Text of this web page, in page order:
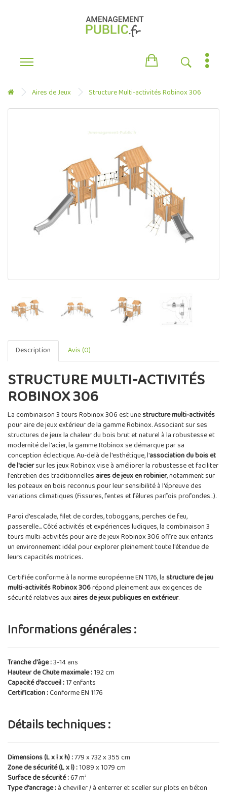
Aires de Jeux Structure Multi-activités Robinox 306
Description Avis (0)
STRUCTURE MULTI-ACTIVITÉS
ROBINOX 306
La combinaison 3 tours Robinox 306 est unestructure multi-activités
pour aire de jeux extérieur de la gamme Robinox. Associant sur ses
structures de jeux la chaleur du bois brut et naturel à la robustesse et
modernité de l'acier, la gamme Robinox se démarque par sa
conception éclectique. Au-delà de l'esthétique, l'association du bois et
de l'aciersur les jeux Robinox vise à améliorer la robustesse et faciliter
l'entretien des traditionnelles aires de jeux en robinier, notamment sur
les poteaux en bois reconnus pour leur sensibilité à l'épreuve des
variations climatiques (fissures, fentes et fêlures parfois profondes...).
Paroi d'escalade, filet de cordes, toboggans, perches de feu,
passerelle... Côté activités et expériences ludiques, la combinaison 3
tours multi-activités pour aire de jeux Robinox 306 offre aux enfants
un environnement idéal pour explorer pleinement toute l'étendue de
leurs capacités motrices.
Certifiée conforme à la norme européenne EN 1176, lastructure de jeu
multi-activités Robinox 306répond pleinement aux exigences de
sécurité relatives aux aires de jeux publiques en extérieur.
Informations générales :
Tranche d'âge :3-14 ans
Hauteur de Chute maximale :192 cm
Capacité d'accueil :17 enfants
Certification :Conforme EN 1176
Détails techniques :
Dimensions (L x l x h) :779 x 732 x 355 cm
Zone de sécurité (L x l) :1089 x 1079 cm
Surface de sécurité :67 m²
Type d'ancrage :à cheviller / à enterrer et sceller sur plots en béton